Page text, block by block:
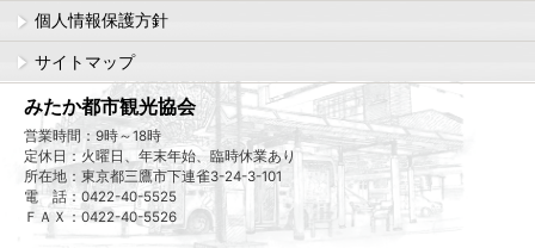
個人情報保護方針
サイトマップ
みたか都市観光協会
営業時間：9時～18時
定休日：火曜日、年末年始、臨時休業あり
所在地：東京都三鷹市下連雀3-24-3-101
電 話：0422-40-5525
ＦＡＸ：0422-40-5526